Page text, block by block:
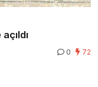
0 72